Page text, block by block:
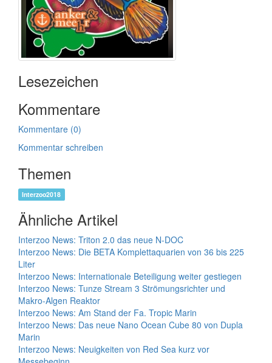
Lesezeichen
Kommentare
Kommentare (0)
Kommentar schreiben
Themen
Interzoo2018
Ähnliche Artikel
Interzoo News: Triton 2.0 das neue N-DOC
Interzoo News: Die BETA Komplettaquarien von 36 bis 225
Liter
Interzoo News: Internationale Beteiligung weiter gestiegen
Interzoo News: Tunze Stream 3 Strömungsrichter und
Makro-Algen Reaktor
Interzoo News: Am Stand der Fa. Tropic Marin
Interzoo News: Das neue Nano Ocean Cube 80 von Dupla
Marin
Interzoo News: Neuigkeiten von Red Sea kurz vor